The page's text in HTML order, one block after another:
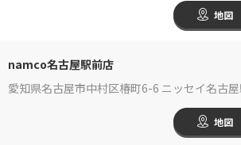
地図
namco名古屋駅前店
愛知県名古屋市中村区椿町6-6 ニッセイ名古
地図